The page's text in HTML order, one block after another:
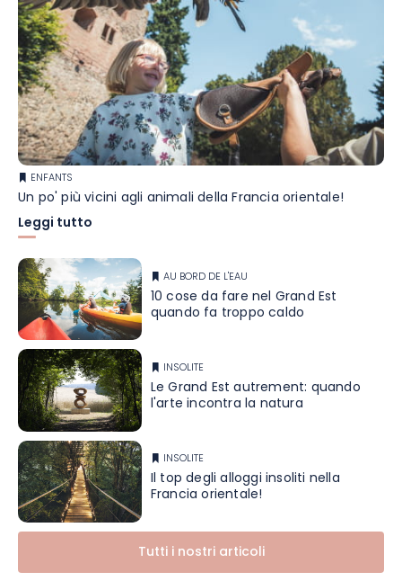
ENFANTS
Un po' più vicini agli animali della Francia orientale!
Leggi tutto
AU BORD DE L'EAU
10 cose da fare nel Grand Est
quando fa troppo caldo
INSOLITE
Le Grand Est autrement: quando
l'arte incontra la natura
INSOLITE
Il top degli alloggi insoliti nella
Francia orientale!
Tutti i nostri articoli